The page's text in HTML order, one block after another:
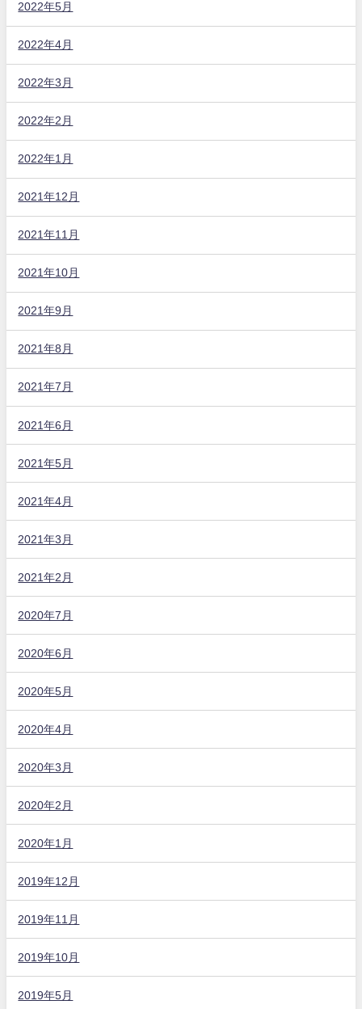
2022年5月
2022年4月
2022年3月
2022年2月
2022年1月
2021年12月
2021年11月
2021年10月
2021年9月
2021年8月
2021年7月
2021年6月
2021年5月
2021年4月
2021年3月
2021年2月
2020年7月
2020年6月
2020年5月
2020年4月
2020年3月
2020年2月
2020年1月
2019年12月
2019年11月
2019年10月
2019年5月